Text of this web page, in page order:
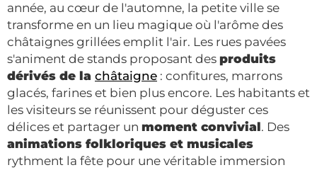
année, au cœur de l'automne, la petite ville se
transforme en un lieu magique où l'arôme des
châtaignes grillées emplit l'air. Les rues pavées
s'animent de stands proposant des produits
dérivés de la châtaigne : confitures, marrons
glacés, farines et bien plus encore. Les habitants et
les visiteurs se réunissent pour déguster ces
délices et partager un moment convivial. Des
animations folkloriques et musicales
rythment la fête pour une véritable immersion